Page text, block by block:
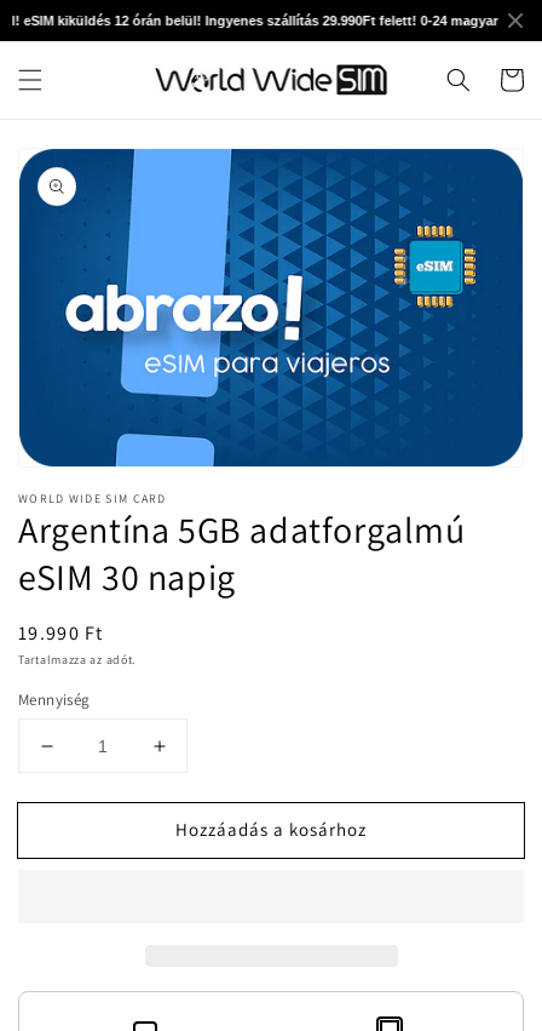
eSIM kiküldés 12 órán belül! Ingyenes szállítás 29.990Ft felett! 0-24 magyar
Ugrás a
Kosár
Kihagyás, és
ugrás a
termékadatokra
médiafájl
a
modális
párbeszédpanelen
WORLD WIDE SIM CARD
Argentína 5GB adatforgalmú
eSIM 30 napig
Normál
ár
19.990 Ft
Tartalmazza az adót.
Mennyiség
Argentína
adatforgalmú
30
Argentína
adatforgalmú
eSIM
30
Hozzáadás a kosárhoz